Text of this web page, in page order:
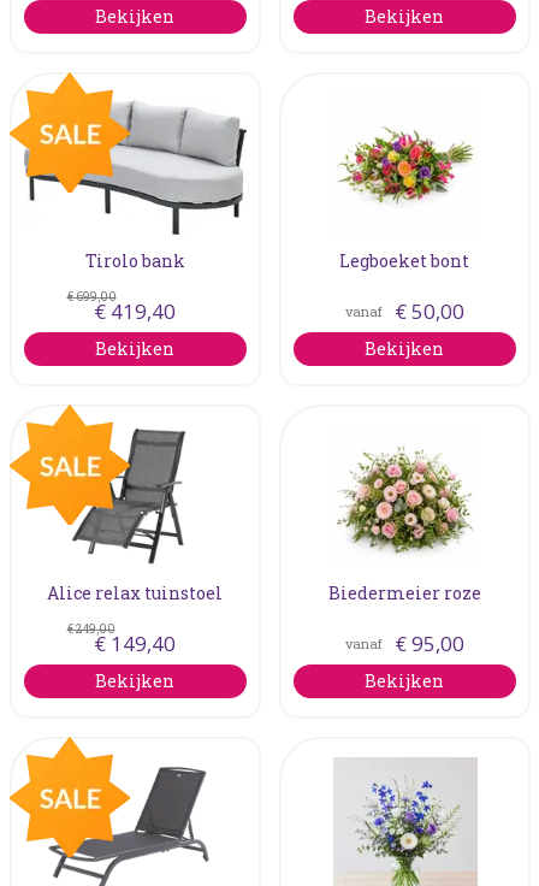
Bekijken Bekijken
Tirolo bank
€699,00
€ 419,40
Bekijken
Legboeket bont
vanaf €50,00
Bekijken
Alice relax tuinstoel
€249,00
€ 149,40
Bekijken
Biedermeier roze
vanaf €95,00
Bekijken